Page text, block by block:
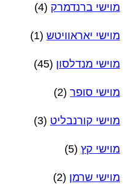
מוישי ברנדמרק (4)
מוישי יאראוויטש (1)
מוישי מנדלסון (45)
מוישי סופר (2)
מוישי קורנבליט (3)
מוישי קץ (5)
מוישי שרמן (2)